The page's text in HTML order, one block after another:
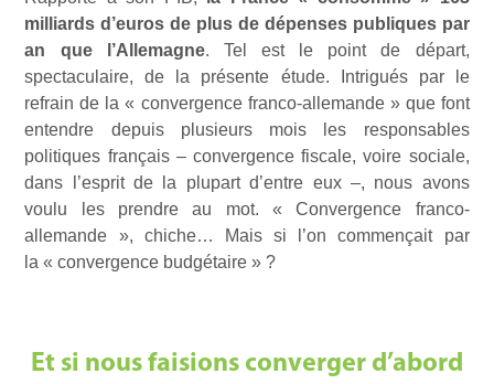
milliards d’euros de plus de dépenses publiques par
an que l’Allemagne. Tel est le point de départ,
spectaculaire, de la présente étude. Intrigués par le
refrain de la « convergence franco-allemande » que font
entendre depuis plusieurs mois les responsables
politiques français – convergence fiscale, voire sociale,
dans l’esprit de la plupart d’entre eux –, nous avons
voulu les prendre au mot. « Convergence franco-
allemande », chiche… Mais si l’on commençait par
la « convergence budgétaire » ?
Et si nous faisions converger d’abord